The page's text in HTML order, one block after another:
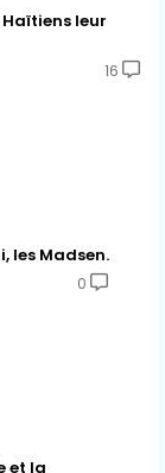
leur
16
les Madsen.
0
et la